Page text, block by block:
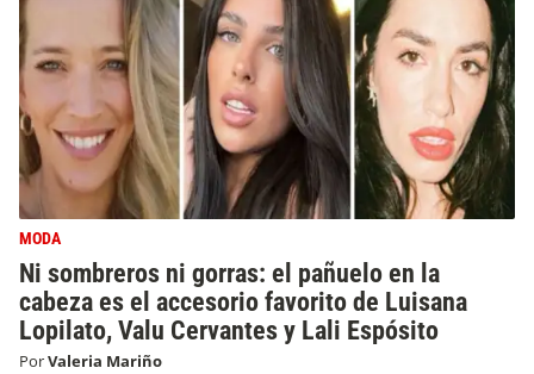
MODA
Ni sombreros ni gorras: el pañuelo en la
cabeza es el accesorio favorito de Luisana
Lopilato, Valu Cervantes y Lali Espósito
PorValeria Mariño